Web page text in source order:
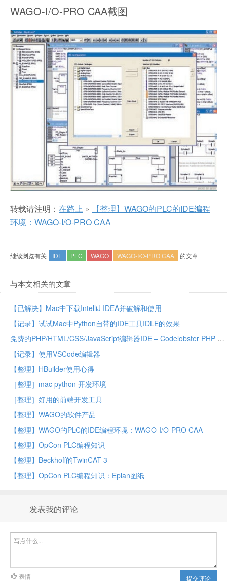
WAGO-I/O-PRO CAA截图
转载请注明： 在路上 »
【整理】WAGO的PLC的IDE编程
环境：WAGO-I/O-PRO CAA
继续浏览有关 IDE PLC WAGO WAGO-I/O-PRO CAA 的文章
与本文相关的文章
【已解决】Mac中下载IntelliJ IDEA并破解和使用
【记录】试试Mac中Python自带的IDE工具IDLE的效果
免费的PHP/HTML/CSS/JavaScript编辑器IDE – Codelobster PHP Edition
【记录】使用VSCode编辑器
【整理】HBuilder使用心得
［整理］mac python 开发环境
［整理］好用的前端开发工具
【整理】WAGO的软件产品
【整理】WAGO的PLC的IDE编程环境：WAGO-I/O-PRO CAA
【整理】OpCon PLC编程知识
【整理】Beckhoff的TwinCAT 3
【整理】OpCon PLC编程知识：Eplan图纸
发表我的评论
提交评论
表情